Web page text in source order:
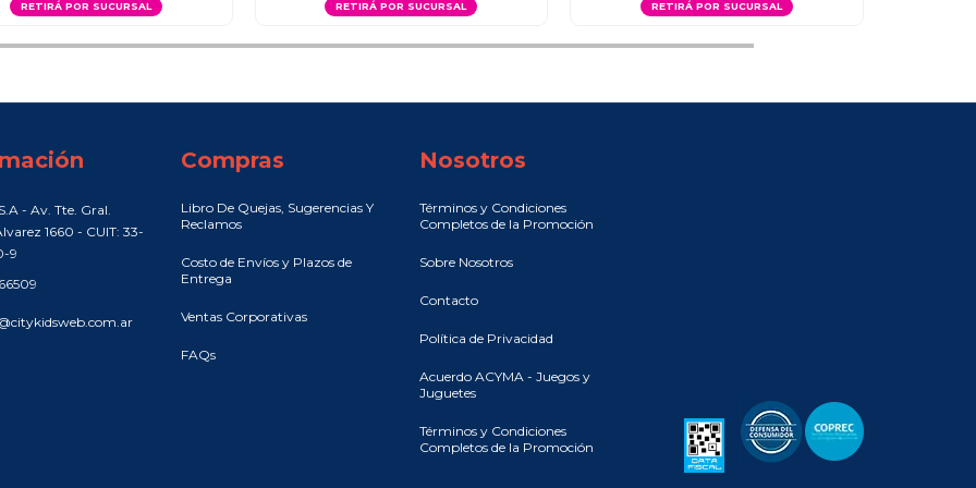
RETIRÁ POR SUCURSAL
RETIRÁ POR SUCURSAL
RETIRÁ POR SUCURSAL
- Av. Tte. Gral.
1660 - CUIT: 33-
9
Compras
Libro De Quejas, Sugerencias Y
Reclamos
Costo de Envíos y Plazos de
Entrega
Ventas Corporativas
FAQs
Nosotros
Términos y Condiciones
Completos de la Promoción
Sobre Nosotros
Contacto
Política de Privacidad
Acuerdo ACYMA - Juegos y
Juguetes
Términos y Condiciones
Completos de la Promoción